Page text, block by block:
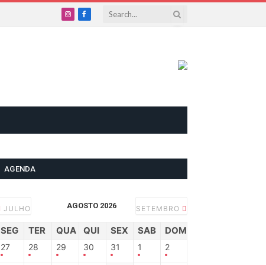
InstagramFacebook
AGENDA
JULHO AGOSTO 2026 SETEMBRO
SEG TER QUA QUI SEX SAB DOM
27 28 29 30 31 1 2